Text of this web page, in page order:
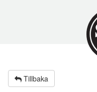
Tillbaka